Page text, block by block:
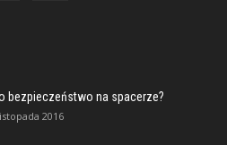
bezpieczeństwo na spacerze?
2016